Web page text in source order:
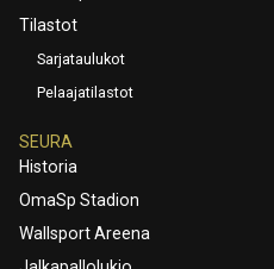
Tilastot
Sarjataulukot
Pelaajatilastot
SEURA
Historia
OmaSp Stadion
Wallsport Areena